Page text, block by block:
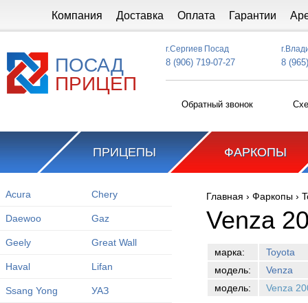
Компания Доставка Оплата Гарантии
ПОСАД
ПРИЦЕП
г.Сергиев Посад
8 (906) 719-07-27 8
Обратный звонок
ПРИЦЕПЫ ФАРКОПЫ
Acura Chery
Daewoo Gaz
Geely Great Wall
Haval Lifan
Ssang Yong УАЗ
Вы здесь
Главная › Фаркопы ›
Venza
марка:
Toyota
модель:
Venza
модель:
Venza